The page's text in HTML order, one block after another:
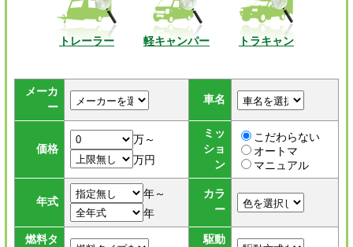
トレーラー 軽キャンパー トラキャン
メーカ
ー
車名
価格
万～
万円
ミッ
ショ
ン
こだわらない
オートマ
マニュアル
年式
年～
年
カラ
ー
燃料タ
駆動